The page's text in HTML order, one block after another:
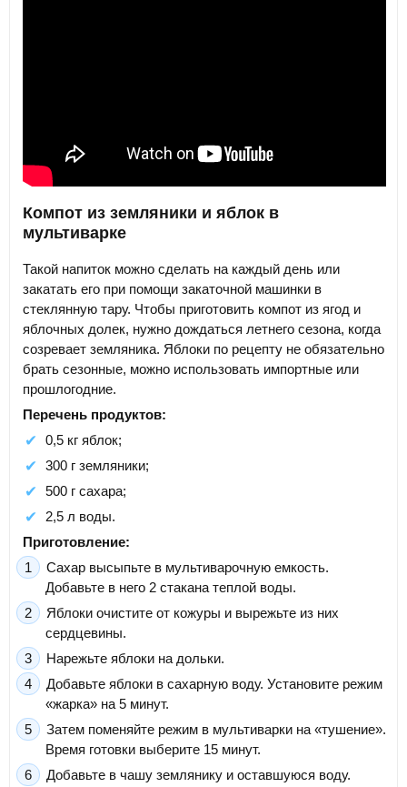
Компот из земляники и яблок в
мультиварке
Такой напиток можно сделать на каждый день или
закатать его при помощи закаточной машинки в
стеклянную тару. Чтобы приготовить компот из ягод и
яблочных долек, нужно дождаться летнего сезона, когда
созревает земляника. Яблоки по рецепту не обязательно
брать сезонные, можно использовать импортные или
прошлогодние.
Перечень продуктов:
0,5 кг яблок;
300 г земляники;
500 г сахара;
2,5 л воды.
Приготовление:
Сахар высыпьте в мультиварочную емкость.
Добавьте в него 2 стакана теплой воды.
Яблоки очистите от кожуры и вырежьте из них
сердцевины.
Нарежьте яблоки на дольки.
Добавьте яблоки в сахарную воду. Установите режим
«жарка» на 5 минут.
Затем поменяйте режим в мультиварки на «тушение».
Время готовки выберите 15 минут.
Добавьте в чашу землянику и оставшуюся воду.